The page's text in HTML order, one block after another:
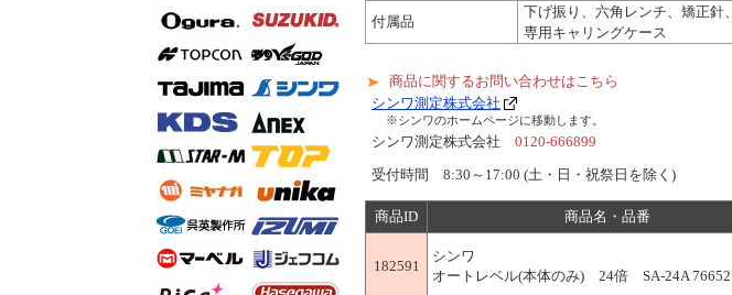
付属品
下げ振り、六角レンチ、矯正針、
専用キャリングケース
商品に関するお問い合わせはこちら
シンワ測定株式会社
※シンワのホームページに移動します。
シンワ測定株式会社 0120-666899
受付時間 8:30～17:00 (土・日・祝祭日を除く)
商品ID 商品名・品番
182591
シンワ
オートレベル(本体のみ) 24倍 SA-24A 76652